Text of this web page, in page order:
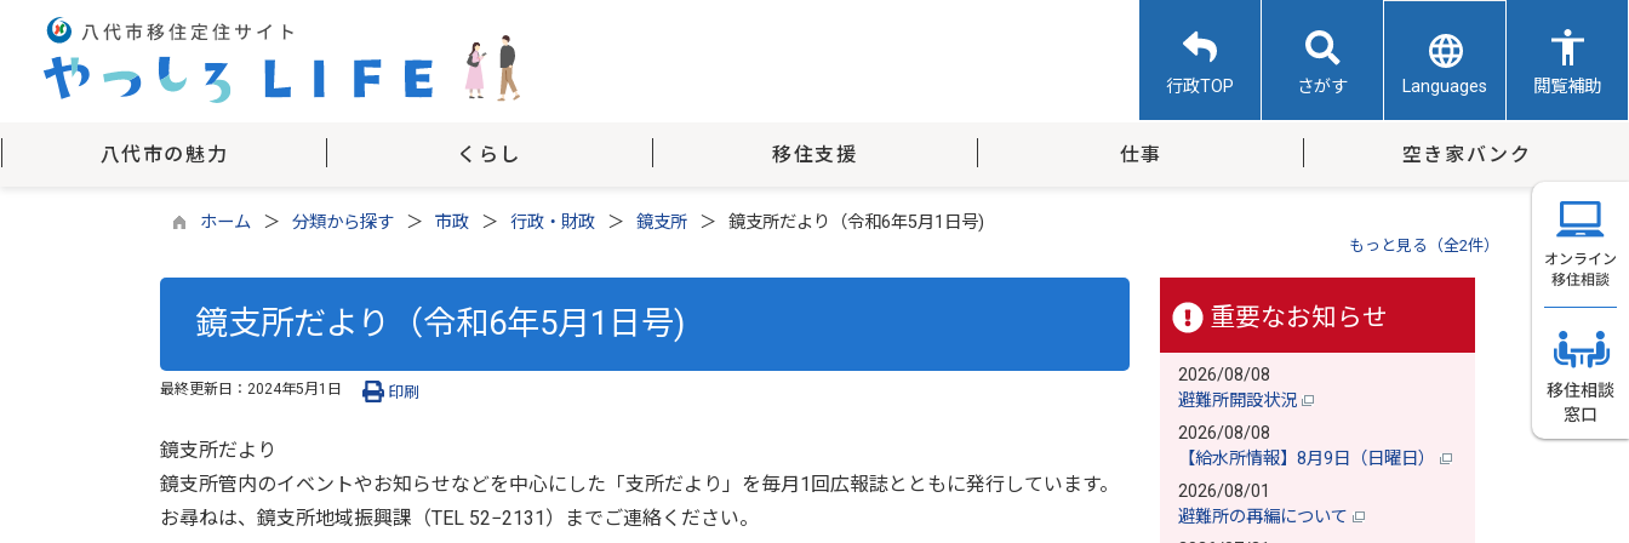
行政TOP さがす Languages 閲覧補助
八代市の魅力 くらし 移住支援 仕事 空き家バンク
ホーム 分類から探す 市政 行政・財政 鏡支所 鏡支所だより（令和6年5月1日号)
もっと見る（全2件）
鏡支所だより（令和6年5月1日号)
最終更新日： 2024年5月1日 印刷
鏡支所だより
鏡支所管内のイベントやお知らせなどを中心にした「支所だより」を毎月1回広報誌とともに発行しています。
お尋ねは、鏡支所地域振興課（TEL 52−2131）までご連絡ください。
重要なお知らせ
2026/08/08
避難所開設状況
2026/08/08
【給水所情報】8月9日（日曜日）
2026/08/01
避難所の再編について